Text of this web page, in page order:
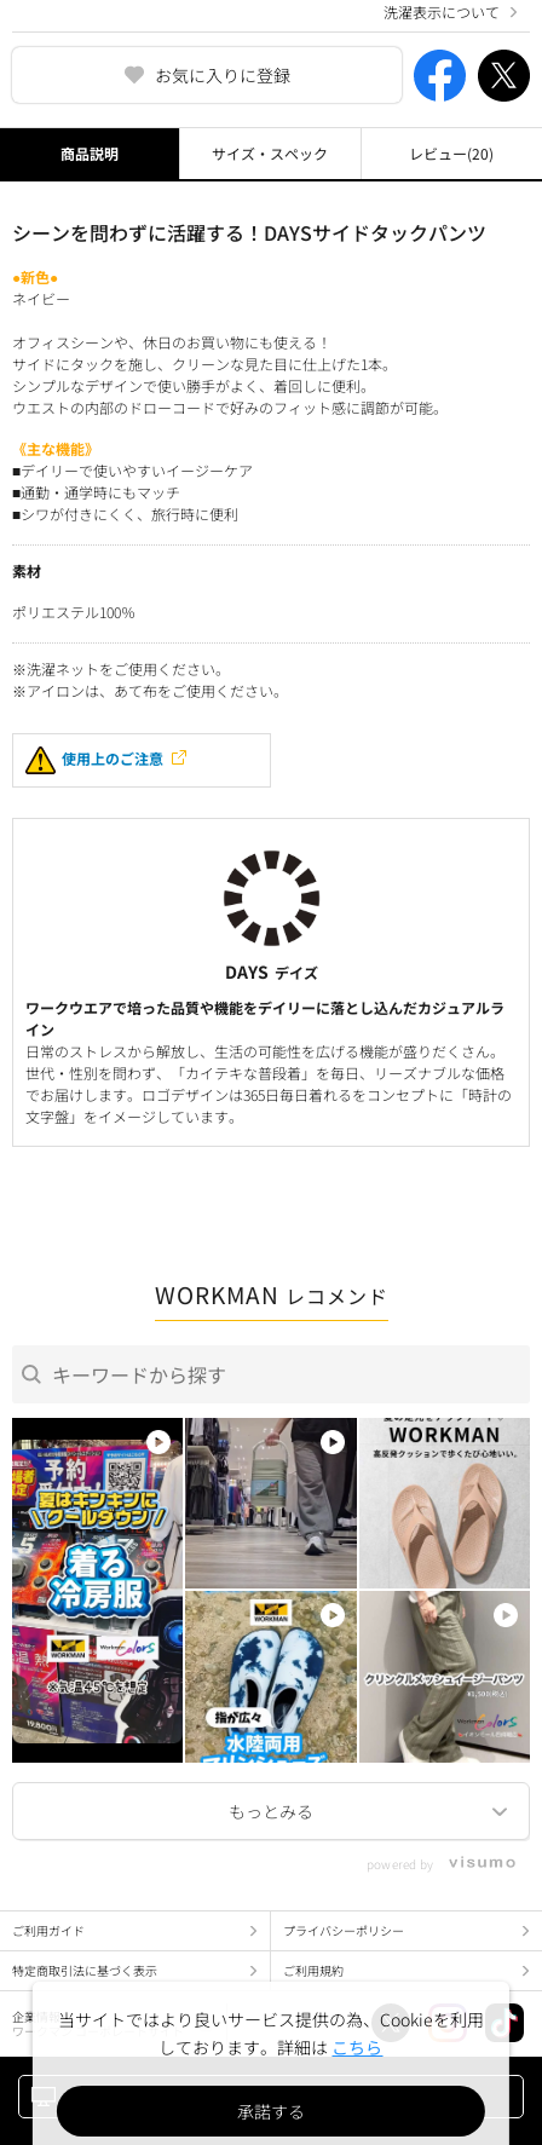
お気に入りに登録
洗濯表示について
商品説明
シーンを問わずに活躍する！DAYSサイドタックパンツ
●新色●
ネイビー
オフィスシーンや、休日のお買い物にも使える！
サイドにタックを施し、クリーンな見た目に仕上げた1本。
シンプルなデザインで使い勝手がよく、着回しに便利。
ウエストの内部のドローコードで好みのフィット感に調節が可能。
《主な機能》
■デイリーで使いやすいイージーケア
■通勤・通学時にもマッチ
■シワが付きにくく、旅行時に便利
素材
ポリエステル100％
※洗濯ネットをご使用ください。
※アイロンは、あて布をご使用ください。
使用上のご注意
DAYS デイズ
ワークウエアで培った品質や機能をデイリーに落とし込んだカジュアルラ
イン
日常のストレスから解放し、生活の可能性を広げる機能が盛りだくさん。
世代・性別を問わず、「カイテキな普段着」を毎日、リーズナブルな価格
でお届けします。ロゴデザインは365日毎日着れるをコンセプトに「時計の
文字盤」をイメージしています。
サイズ・スペック レビュー(20)
WORKMAN レコメンド
powered by
ご利用ガイド プライバシーポリシー
特定商取引法に基づく表示 ご利用規約
企業情報
ワークマン コーポレートサイト
当サイトではより良いサービス提供の為、Cookieを利用
しております。詳細は こちら
承諾する